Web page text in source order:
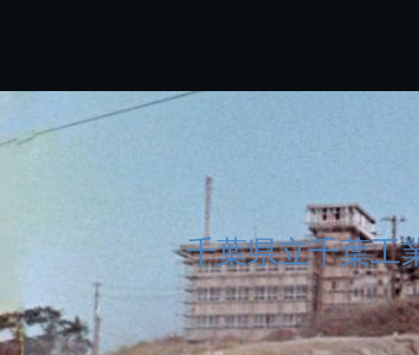
千葉県立千葉工